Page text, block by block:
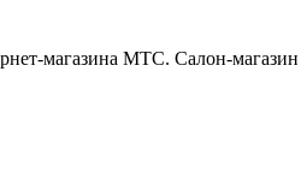
магазина МТС. Салон-